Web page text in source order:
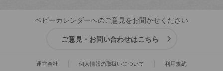
ベビーカレンダーへのご意見をお聞かせください
ご意見・お問い合わせはこちら
運営会社 個人情報の取扱いについて 利用規約